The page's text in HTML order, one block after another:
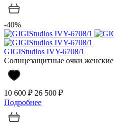
-40%
GIGIStudios IVY-6708/1
Солнцезащитные очки женские
10 600 ₽ 26 500 ₽
Подробнее